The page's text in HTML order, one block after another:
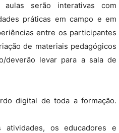
serão interativas com
práticas em campo e em
entre os participantes
de materiais pedagógicos
deverão levar para a sala de
digital de toda a formação.
atividades, os educadores e